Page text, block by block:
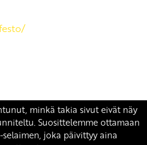
| Tietosuojaseloste